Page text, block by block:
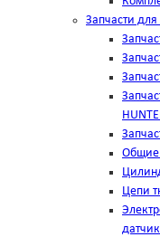
Запчасти
Общие
Цепи